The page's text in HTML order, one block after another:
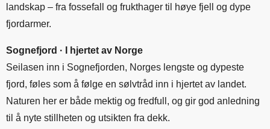
landskap – fra fossefall og frukthager til høye fjell og dype
fjordarmer.
Sognefjord · I hjertet av Norge
Seilasen inn i Sognefjorden, Norges lengste og dypeste
fjord, føles som å følge en sølvtråd inn i hjertet av landet.
Naturen her er både mektig og fredfull, og gir god anledning
til å nyte stillheten og utsikten fra dekk.